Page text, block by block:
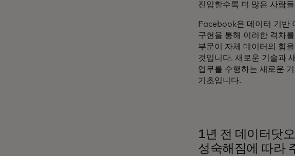
진입할수록 더 많은 사람
Facebook은 데이터 기반
구현을 통해 이러한 격차
부문이 자체 데이터의 힘
것입니다. 새로운 기술과
업무를 수행하는 새로운
기초입니다.
1년 전 데이터닷
성숙해짐에 따라